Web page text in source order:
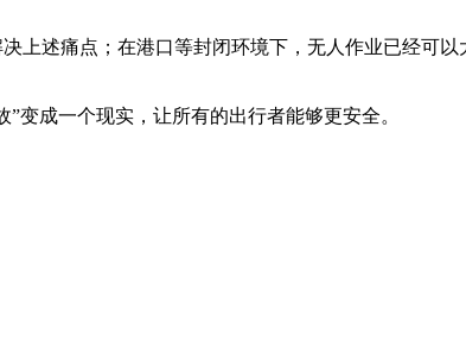
上述痛点；在港口等封闭环境下，无人作业已经可以
变成一个现实，让所有的出行者能够更安全。